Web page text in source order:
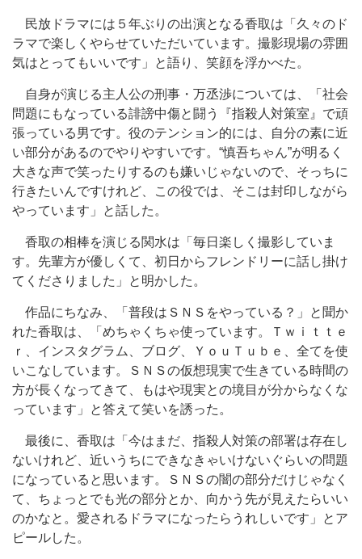
民放ドラマには５年ぶりの出演となる香取は「久々のド
ラマで楽しくやらせていただいています。撮影現場の雰囲
気はとってもいいです」と語り、笑顔を浮かべた。
自身が演じる主人公の刑事・万丞渉については、「社会
問題にもなっている誹謗中傷と闘う『指殺人対策室』で頑
張っている男です。役のテンション的には、自分の素に近
い部分があるのでやりやすいです。“慎吾ちゃん”が明るく
大きな声で笑ったりするのも嫌いじゃないので、そっちに
行きたいんですけれど、この役では、そこは封印しながら
やっています」と話した。
香取の相棒を演じる関水は「毎日楽しく撮影していま
す。先輩方が優しくて、初日からフレンドリーに話し掛け
てくださりました」と明かした。
作品にちなみ、「普段はＳＮＳをやっている？」と聞か
れた香取は、「めちゃくちゃ使っています。Ｔｗｉｔｔｅ
ｒ、インスタグラム、ブログ、ＹｏｕＴｕｂｅ、全てを使
いこなしています。ＳＮＳの仮想現実で生きている時間の
方が長くなってきて、もはや現実との境目が分からなくな
っています」と答えて笑いを誘った。
最後に、香取は「今はまだ、指殺人対策の部署は存在し
ないけれど、近いうちにできなきゃいけないぐらいの問題
になっていると思います。ＳＮＳの闇の部分だけじゃなく
て、ちょっとでも光の部分とか、向かう先が見えたらいい
のかなと。愛されるドラマになったらうれしいです」とア
ピールした。